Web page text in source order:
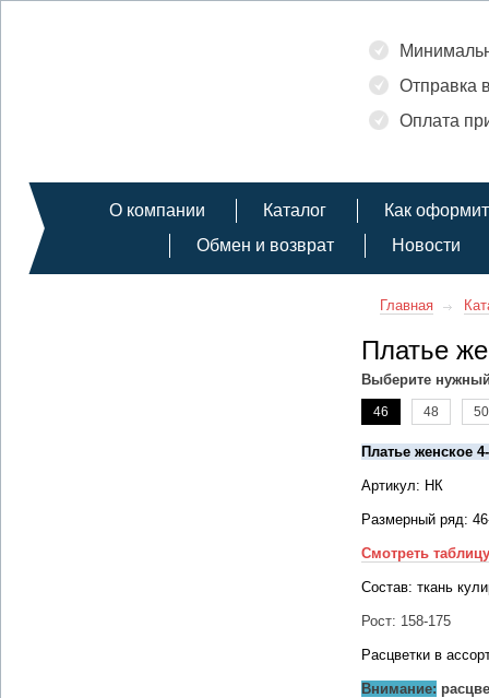
Отправка
Оплата
О компании Каталог
Как
Обмен и возврат
Новости
Главная
Платье
Выберите
46 48 50
Платье женское
Артикул: НК
Размерный ряд:
Смотреть
Состав: ткань
Рост: 158-175
Расцветки в
Внимание: